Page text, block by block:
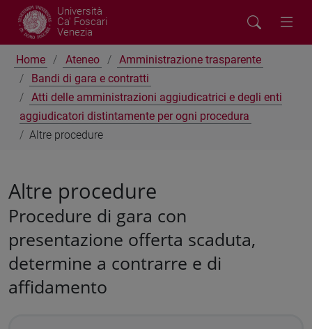
Università
Ca' Foscari
Venezia
Home Ateneo
Amministrazione trasparente
Bandi di gara e contratti
Atti delle amministrazioni aggiudicatrici e degli enti
aggiudicatori distintamente per ogni procedura
Altre procedure
Altre procedure
Procedure di gara con
presentazione offerta scaduta,
determine a contrarre e di
affidamento